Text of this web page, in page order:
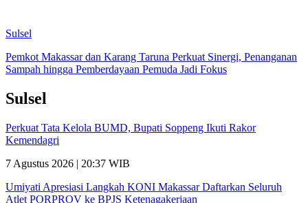
Sulsel
Pemkot Makassar dan Karang Taruna Perkuat Sinergi, Penanganan
Sampah hingga Pemberdayaan Pemuda Jadi Fokus
Sulsel
Perkuat Tata Kelola BUMD, Bupati Soppeng Ikuti Rakor
Kemendagri
7 Agustus 2026 | 20:37 WIB
Umiyati Apresiasi Langkah KONI Makassar Daftarkan Seluruh
Atlet PORPROV ke BPJS Ketenagakerjaan